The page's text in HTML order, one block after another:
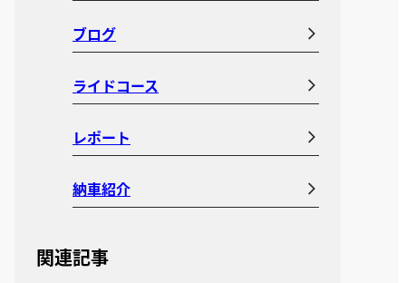
ブログ
ライドコース
レポート
納車紹介
関連記事